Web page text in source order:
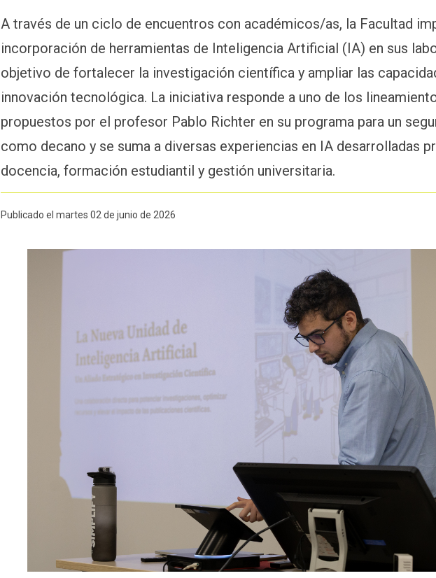
A través de un ciclo de encuentros con académicos/as, la Facultad
incorporación de herramientas de Inteligencia Artificial (IA) en sus
objetivo de fortalecer la investigación científica y ampliar las
innovación tecnológica. La iniciativa responde a uno de los
propuestos por el profesor Pablo Richter en su programa para un
como decano y se suma a diversas experiencias en IA desarrolladas
docencia, formación estudiantil y gestión universitaria.
Publicado el martes 02 de junio de 2026